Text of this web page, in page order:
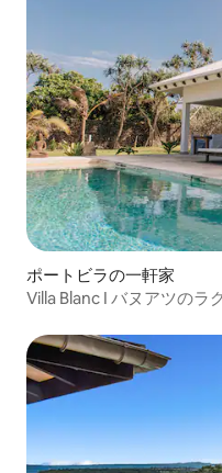
ポートビラの一軒家
Villa Blanc I バヌアツのラ